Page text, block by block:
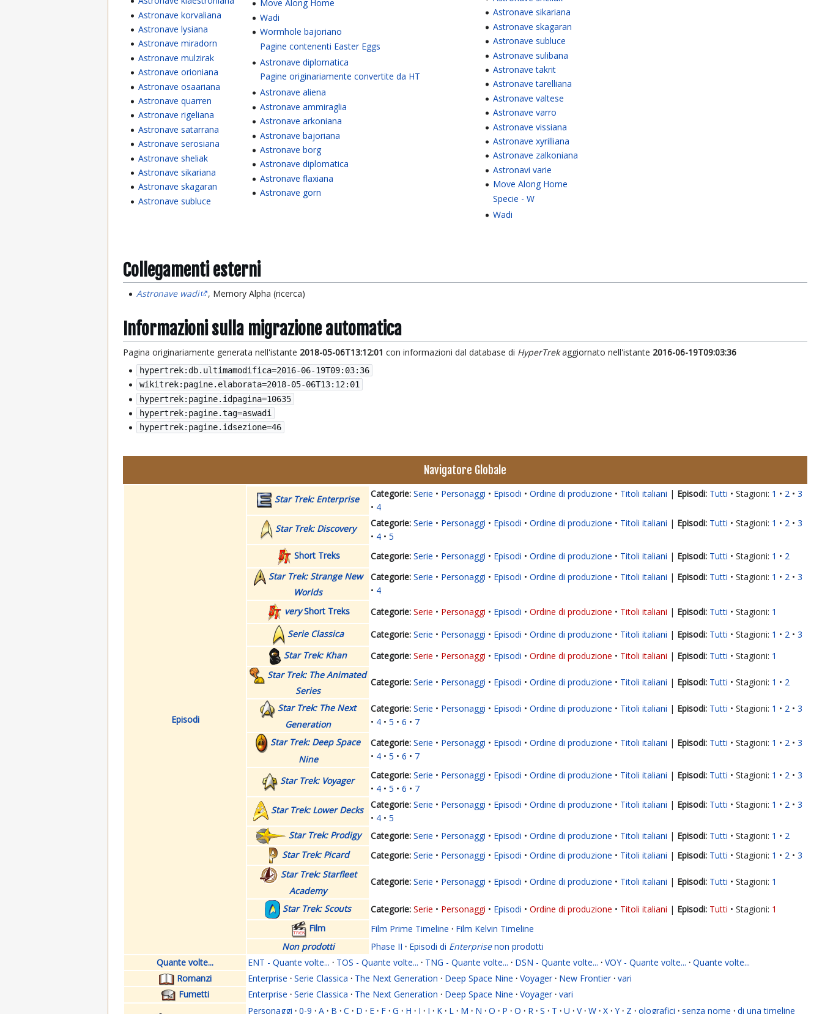
Astronave korvaliana
Astronave lysiana
Astronave miradorn
Astronave mulzirak
Astronave orioniana
Astronave osaariana
Astronave quarren
Astronave rigeliana
Astronave satarrana
Astronave serosiana
Astronave sheliak
Astronave sikariana
Astronave skagaran
Astronave subluce
Move Along Home
Wadi
Wormhole bajoriano
Pagine contenenti Easter Eggs
Astronave diplomatica
Pagine originariamente convertite da HT
Astronave aliena
Astronave ammiraglia
Astronave arkoniana
Astronave bajoriana
Astronave borg
Astronave diplomatica
Astronave flaxiana
Astronave gorn
Astronave sikariana
Astronave skagaran
Astronave subluce
Astronave sulibana
Astronave takrit
Astronave tarelliana
Astronave valtese
Astronave varro
Astronave vissiana
Astronave xyrilliana
Astronave zalkoniana
Astronavi varie
Move Along Home
Specie - W
Wadi
Collegamenti esterni
Astronave wadi , Memory Alpha (ricerca)
Informazioni sulla migrazione automatica
Pagina originariamente generata nell'istante 2018-05-06T13:12:01 con informazioni dal database di HyperTrekaggiornato nell'istante 2016-06-19T09:03:36
hypertrek:db.ultimamodifica=2016-06-19T09:03:36
wikitrek:pagine.elaborata=2018-05-06T13:12:01
hypertrek:pagine.idpagina=10635
hypertrek:pagine.tag=aswadi
hypertrek:pagine.idsezione=46
Navigatore Globale
Episodi
Star Trek: Enterprise Serie Personaggi Episodi Ordine di produzione Titoli italiani | Tutti Stagioni: 1 2
3
4
Star Trek: Discovery
Serie Personaggi Episodi Ordine di produzione Titoli italiani | Tutti Stagioni: 1 2
3
4
5
Short Treks
Serie Personaggi Episodi Ordine di produzione Titoli italiani | Tutti Stagioni: 1
2
Star Trek: Strange New
Worlds
Serie Personaggi Episodi Ordine di produzione Titoli italiani | Tutti Stagioni: 1 2
3
4
veryShort Treks Serie Personaggi Episodi Ordine di produzione Titoli italiani | Tutti Stagioni: 1
Serie Classica
Serie Personaggi Episodi Ordine di produzione Titoli italiani | Tutti Stagioni: 1 2
3
Star Trek: Khan
Serie Personaggi Episodi Ordine di produzione Titoli italiani | Tutti Stagioni: 1
Star Trek: The Animated
Series
Serie Personaggi Episodi Ordine di produzione Titoli italiani | Tutti Stagioni: 1 2
Star Trek: The Next
Generation
Serie Personaggi Episodi Ordine di produzione Titoli italiani | Tutti Stagioni: 1 2
3
4
5 6
7
Star Trek: Deep Space
Nine
Serie Personaggi Episodi Ordine di produzione Titoli italiani | Tutti Stagioni: 1 2
3
4
5 6 7
Star Trek: Voyager Serie Personaggi Episodi Ordine di produzione Titoli italiani | Tutti Stagioni: 1 2
3
4
5 6
7
Star Trek: Lower Decks
Serie Personaggi Episodi Ordine di produzione Titoli italiani | Tutti Stagioni: 1 2
3
4
5
Star Trek: Prodigy
Serie Personaggi Episodi Ordine di produzione Titoli italiani | Tutti Stagioni: 1
2
Star Trek: Picard
Serie Personaggi Episodi Ordine di produzione Titoli italiani | Tutti Stagioni: 1 2
3
Star Trek: Starfleet
Academy
Serie Personaggi Episodi Ordine di produzione Titoli italiani | Tutti Stagioni: 1
Star Trek: Scouts Serie Personaggi Episodi Ordine di produzione Titoli italiani | Tutti Stagioni: 1
Film
Film Prime Timeline · Film Kelvin Timeline
Non prodotti
Phase II · Episodi di Enterprisenon prodotti
Quante volte...
ENT - Quante volte... · TOS - Quante volte... · TNG - Quante volte... · DSN - Quante volte... · VOY - Quante volte... · Quante volte...
Romanzi
Enterprise · Serie Classica · The Next Generation · Deep Space Nine · Voyager · New Frontier · vari
Fumetti
Enterprise · Serie Classica · The Next Generation · Deep Space Nine · Voyager · vari
Personaggi · 0-9 · A · B · C · D · E · F · G · H · I · J · K · L · M · N · O · P · Q · R · S · T · U · V · W · X · Y · Z · olografici · senza nome · di una timeline